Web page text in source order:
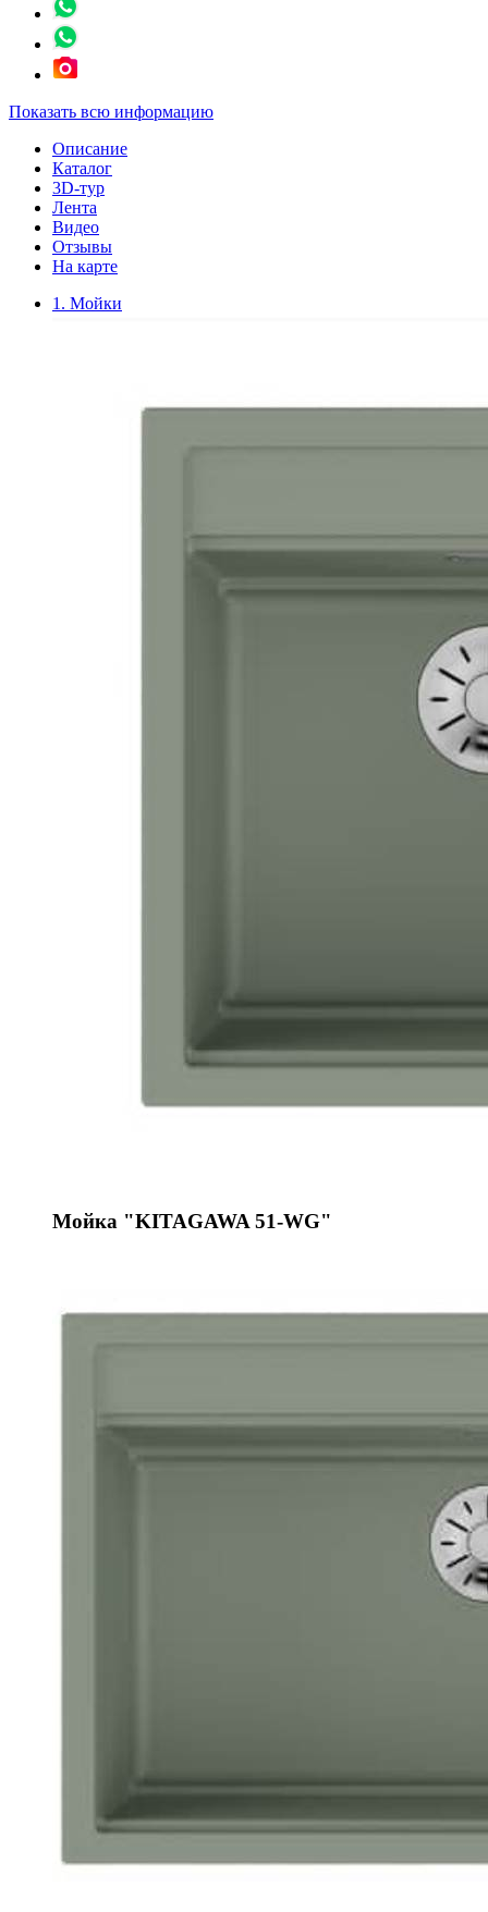
Показать всю информацию
Описание
Каталог
3D-тур
Лента
Видео
Отзывы
На карте
1. Мойки
Мойка "KITAGAWA 51-WG"